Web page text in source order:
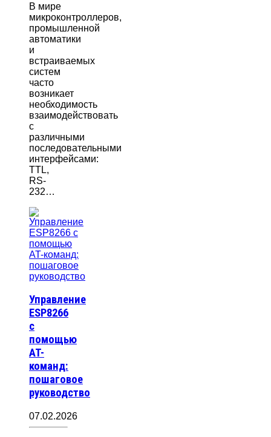
В мире
микроконтроллеров,
промышленной
автоматики
и
встраиваемых
систем
часто
возникает
необходимость
взаимодействовать
с
различными
последовательными
интерфейсами:
TTL,
RS-
232…
Управление
ESP8266
с
помощью
AT-
команд:
пошаговое
руководство
07.02.2026